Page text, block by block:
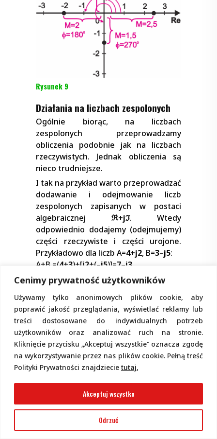
Cenimy prywatność użytkowników
Używamy tylko anonimowych plików cookie, aby
poprawić jakość przeglądania, wyświetlać reklamy lub
treści dostosowane do indywidualnych potrzeb
użytkowników oraz analizować ruch na stronie.
Kliknięcie przycisku „Akceptuj wszystkie” oznacza zgodę
na wykorzystywanie przez nas plików cookie. Pełną treść
Polityki Prywatności znajdziecie tutaj.
Odrzuć
Akceptuj wszystko
Rysunek 9
Działania na liczbach zespolonych
Ogólnie biorąc, na liczbach
zespolonych przeprowadzamy
obliczenia podobnie jak na liczbach
rzeczywistych. Jednak obliczenia są
nieco trudniejsze.
I tak na przykład warto przeprowadzać
dodawanie i odejmowanie liczb
zespolonych zapisanych w postaci
algebraicznej ℜ+jℑ. Wtedy
odpowiednio dodajemy (odejmujemy)
części rzeczywiste i części urojone.
Przykładowo dla liczb A=4+j2, B=3–j5:
A+B =(4+3)+[j2+(–j5)]=7–j3
A–B=(4–3)+(j2 –(–j5)]=1+j7
w dość prosty sposób mnożyć,
podobnie jak dwa wyrażenia w
nawiasach:
A×B =(4+j2)×( 3–j5)
=4 ×3+4×(–j5) +j2×3 +j2×(–j5) =12+ (–
j20) +j6+j2 (–10) =12+ (–j20+j6) +–
1 ( –10) =12+ (–j14) +10
A×B =22–j14
Troszkę trudniej jest z dzieleniem liczb
zespolonych w postaci algebraicznej.
Wykorzystuje się tu pewną zależność,
podobnie jak przy liczbach